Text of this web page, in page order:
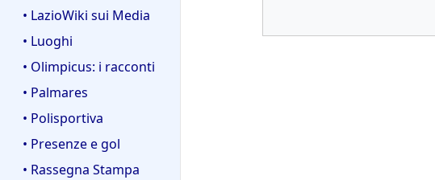
• LazioWiki sui Media
• Luoghi
• Olimpicus: i racconti
• Palmares
• Polisportiva
• Presenze e gol
• Rassegna Stampa